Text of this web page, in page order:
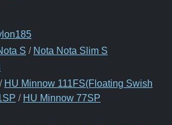
S / Nota Nota Slim S
/ HU Minnow 111FS(Floating Swish
/ HU Minnow 77SP